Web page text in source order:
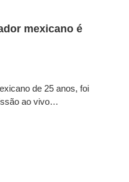
mexicano é
de 25 anos, foi
ao vivo…